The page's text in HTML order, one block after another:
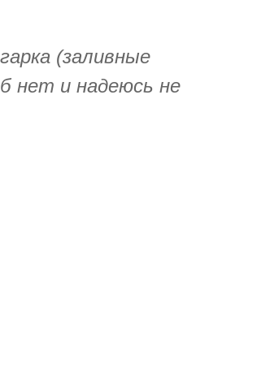
(заливные
нет и надеюсь не